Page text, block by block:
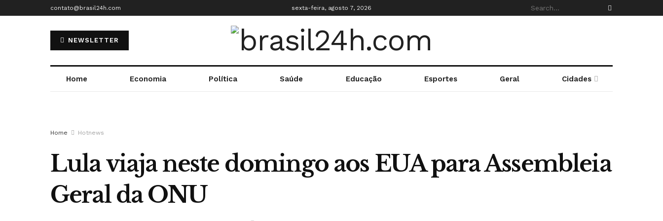
contato@brasil24h.com sexta-feira, agosto 7, 2026
NEWSLETTER
Home Economia Política Saúde Educação Esportes Geral Cidades
Home Hotnews
Lula viaja neste domingo aos EUA para Assembleia
Geral da ONU